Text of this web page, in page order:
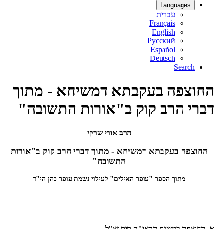
Languages
עברית
Français
English
Русский
Español
Deutsch
Search
החוצפה בעקבתא דמשיחא - מתוך
דברי הרב קוק ב"אורות התשובה"
הרב אורי שרקי
החוצפה בעקבתא דמשיחא - מתוך דברי הרב קוק ב"אורות
התשובה"
מתוך הספר "עופר האילים" לעילוי נשמת עופר כהן הי"ד